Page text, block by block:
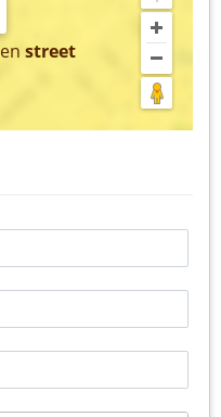
en street